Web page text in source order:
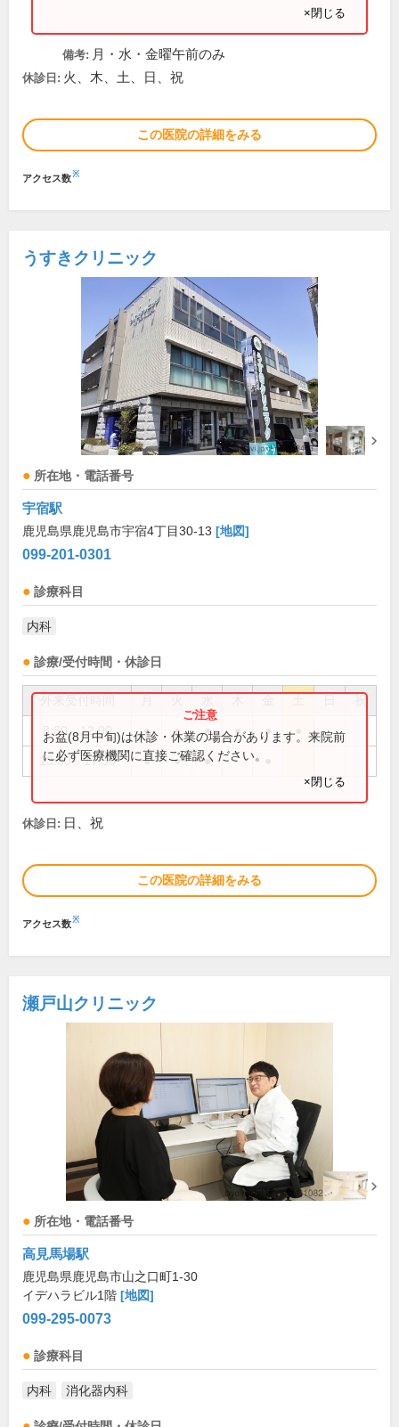
×閉じる
備考: 月・水・金曜午前のみ
休診日: 火、木、土、日、祝
この医院の詳細をみる
アクセス数※
うすきクリニック
所在地・電話番号
宇宿駅
鹿児島県鹿児島市宇宿4丁目30-13 [地図]
099-201-0301
診療科目
内科
診療/受付時間・休診日
祝
8:30～12:00 ● ● ● ● ●
13:30～17:30 ● ● ●
お盆(8月中旬)は休診・休業の場合があります。来院前
に必ず医療機関に直接ご確認ください。
×閉じる
休診日: 日、祝
この医院の詳細をみる
アクセス数※
瀬戸山クリニック
所在地・電話番号
高見馬場駅
鹿児島県鹿児島市山之口町1-30
イデハラビル1階 [地図]
099-295-0073
診療科目
内科 消化器内科